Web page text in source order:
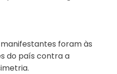
foram às
do país contra a